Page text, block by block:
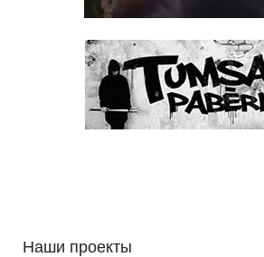
Наши проекты